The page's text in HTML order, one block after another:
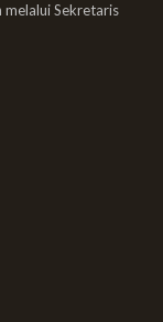
melalui Sekretaris